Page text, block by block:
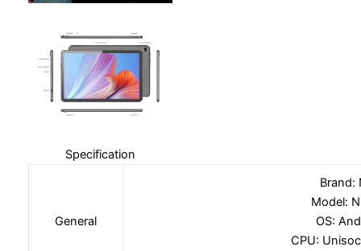
Specification
General
Brand:
Model:
OS:
CPU: